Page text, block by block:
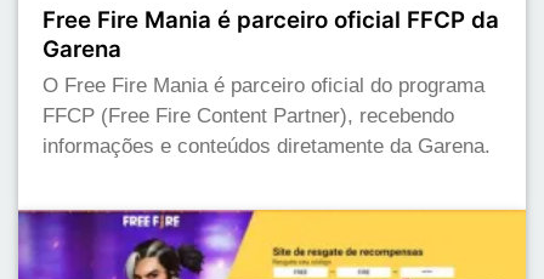
Free Fire Mania é parceiro oficial FFCP da
Garena
O Free Fire Mania é parceiro oficial do programa
FFCP (Free Fire Content Partner), recebendo
informações e conteúdos diretamente da Garena.